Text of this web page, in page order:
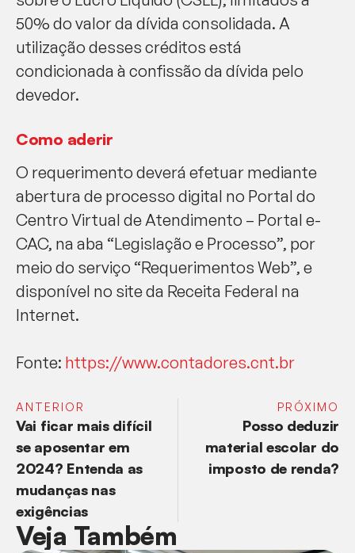
50% do valor da dívida consolidada. A
utilização desses créditos está
condicionada à confissão da dívida pelo
devedor.
Como aderir
O requerimento deverá efetuar mediante
abertura de processo digital no Portal do
Centro Virtual de Atendimento – Portal e-
CAC, na aba “Legislação e Processo”, por
meio do serviço “Requerimentos Web”, e
disponível no site da Receita Federal na
Internet.
Fonte: https://www.contadores.cnt.br
ANTERIOR
Vai ficar mais difícil
se aposentar em
2024? Entenda as
mudanças nas
exigências
PRÓXIMO
Posso deduzir
material escolar do
imposto de renda?
Veja Também